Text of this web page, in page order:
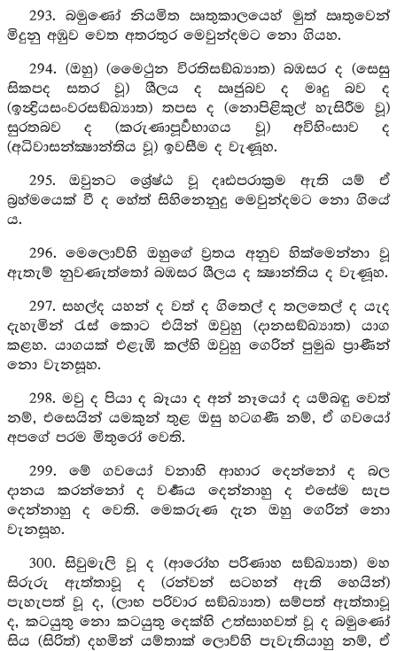
293. බමුණෝ නියමිත ඍතුකාලයෙහ් මුත් ඍතුවෙන්
මිදුනු අඹුව වෙත අතරතුර මෙවුන්දමට නො ගියහ.
294. (ඔහු) (මෛථුන විරතිසඞ්ඛ්‍යාත) බඹසර ද (සෙසු
සිකපද සතර වූ) ශීලය ද ඍජුබව ද මෘදු බව ද
(ඉන්‍ද්‍රියසංවරසඞ්ඛ්‍යාත) තපස ද (නොපිළිකුල් හැසිරීම වූ)
සුරතබව ද (කරුණාපූර්‍වභාගය වූ) අවිහිංසාව ද
(අධිවාසන්ක්‍ෂාන්තිය වූ) ඉවසීම ද වැණූහ.
295. ඔවුනට ශ්‍රේෂ්ඨ වූ දෘඪපරාක්‍රම ඇති යම් ඒ
බ්‍රහ්මයෙක් වී ද හේත් සිහිනෙනුදු මෙවුන්දමට නො ගියේ
ය.
296. මෙලොව්හි ඔහුගේ ව්‍රතය අනුව හික්මෙන්නා වූ
ඇතැම් නුවණැත්තෝ බඹසර ශීලය ද ක්‍ෂාන්තිය ද වැණූහ.
297. සහල්ද යහන් ද වත් ද ගිතෙල් ද තලතෙල් ද යැද
දැහැමින් රැස් කොට එයින් ඔවුහු (දානසඞ්ඛ්‍යාත) යාග
කළහ. යාගයක් එළැඹි කල්හි ඔවුහු ගෙරින් පුමුඛ ප්‍රාණීන්
නො වැනසූහ.
298. මවු ද පියා ද බෑයා ද අන් නෑයෝ ද යම්බඳු වෙත්
නම්, එසෙයින් යමකුන් තුළ ඔසු හටගණී නම්, ඒ ගවයෝ
අපගේ පරම මිතුරෝ වෙති.
299. මේ ගවයෝ වනාහි ආහාර දෙන්නෝ ද බල
දානය කරන්නෝ ද වර්‍ණය දෙන්නාහු ද එසේම සැප
දෙන්නාහු ද වෙති. මෙකරුණ දැන ඔහු ගෙරින් නො
වැනසූහ.
300. සිවුමැලි වූ ද (ආරෝහ පරිණාහ සඞ්ඛ්‍යාත) මහ
සිරුරු ඇත්තාවූ ද (රන්වන් සටහන් ඇති හෙයින්)
පැහැපත් වූ ද, (ලාභ පරිවාර සඞ්ඛ්‍යාත) සම්පත් ඇත්තාවූ
ද, කටයුතු නො කටයුතු දෙක්හි උත්සාහවත් වූ ද බමුණෝ
සිය (සිරිත්) දහමින් යම්තාක් ලොව්හි පැවැතියාහු නම්, ඒ